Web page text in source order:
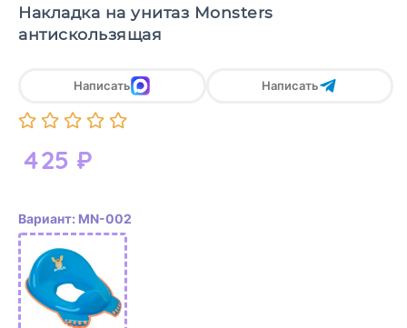
Накладка на унитаз Monsters
антискользящая
425 ₽
Написать Написать
Вариант: MN-002